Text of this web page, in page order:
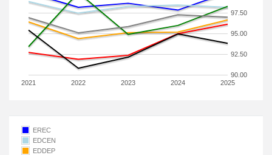
2021 2022 2023 2024 2025
90.00
92.50
95.00
97.50
EREC
EDCEN
EDDEP